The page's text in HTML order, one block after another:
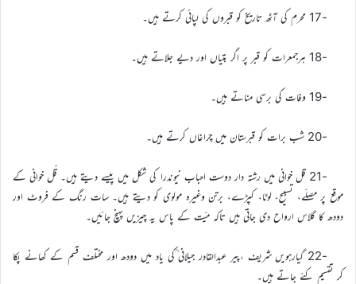
-17 محرم کی آٹھ تاریخ کو قبروں کی لپائی کرتے ہیں۔
-18 ہرجمعرات کو قبر پر اگر بتیاں اور دیے جلاتے ہیں۔
-19 وفات کی برسی مناتے ہیں۔
-20 شب برات کو قبرستان میں چراغاں کرتے ہیں۔
-21 قل خوانی میں رشتہ دار دوست احباب نیوندرا کی شکل میں پیسے دیتے ہیں۔ قُل خوانی کے
موقع پر مصلّے، تسبیح، لوٹا، کپڑے، برتن وغیرہ مولوی کو دیتے ہیں۔ سات رنگ کے فروٹ اور
دودھ کا گلاس ارواح دی جاتی ہیں تاکہ میّت کے پاس یہ چیزیں پہنچ جائیں۔
-22 گیارہویں شریف ،پیر عبدالقادر جیلانی ؒکی یاد میں دودھ اور مختلف قسم کے کھانے پکا
کر تقسیم کئے جاتے ہیں۔